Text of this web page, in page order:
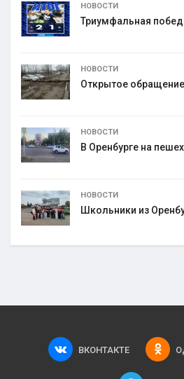
НОВОСТИ
Триумфальная
НОВОСТИ
Открытое
НОВОСТИ
В Оренбурге на
НОВОСТИ
Школьники из
ВКОНТАКТЕ